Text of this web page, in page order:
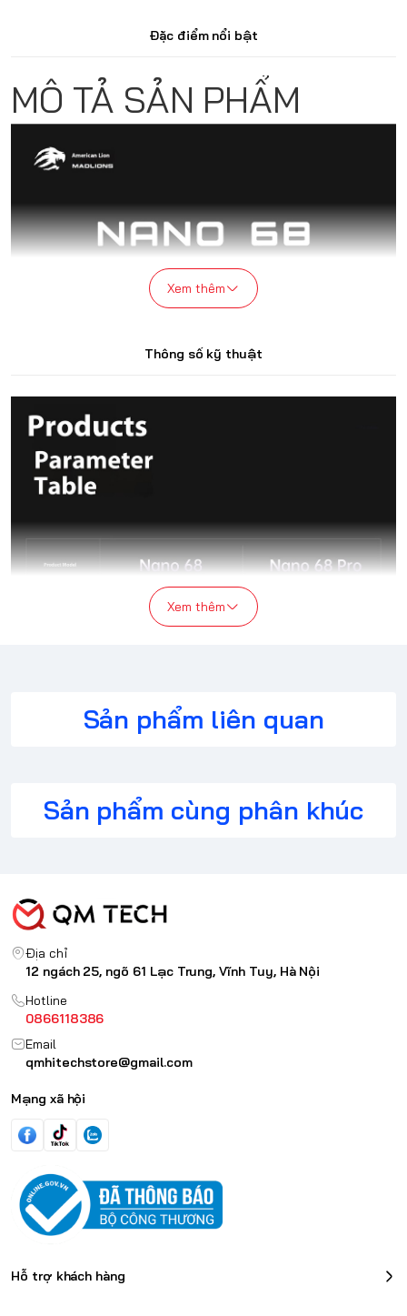
Đặc điểm nổi bật
MÔ TẢ SẢN PHẨM
Xem thêm
Thông số kỹ thuật
Xem thêm
Sản phẩm liên quan
Sản phẩm cùng phân khúc
Địa chỉ
12 ngách 25, ngõ 61 Lạc Trung, Vĩnh Tuy, Hà Nội
Hotline
0866118386
Email
qmhitechstore@gmail.com
Mạng xã hội
Hỗ trợ khách hàng